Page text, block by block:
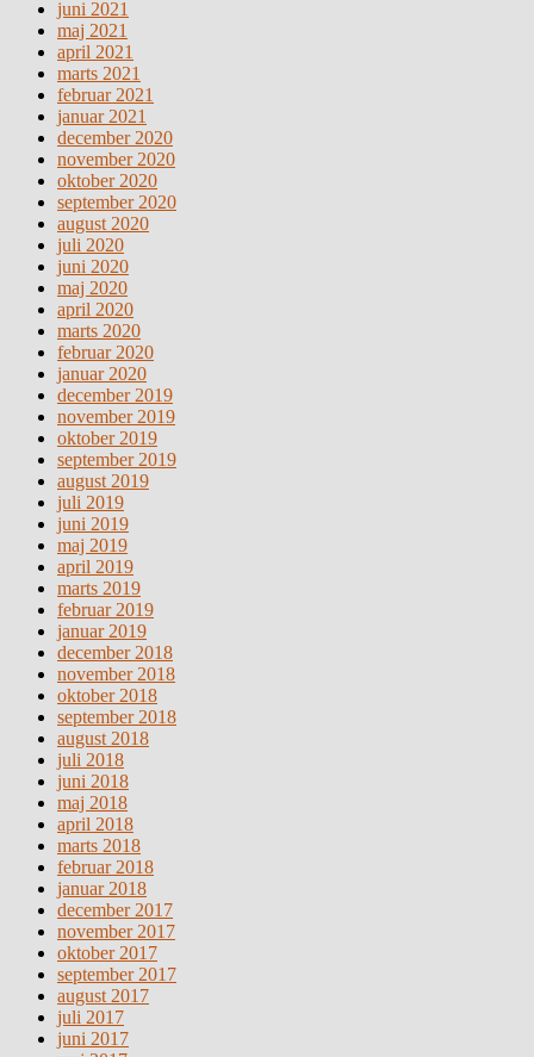
juni 2021
maj 2021
april 2021
marts 2021
februar 2021
januar 2021
december 2020
november 2020
oktober 2020
september 2020
august 2020
juli 2020
juni 2020
maj 2020
april 2020
marts 2020
februar 2020
januar 2020
december 2019
november 2019
oktober 2019
september 2019
august 2019
juli 2019
juni 2019
maj 2019
april 2019
marts 2019
februar 2019
januar 2019
december 2018
november 2018
oktober 2018
september 2018
august 2018
juli 2018
juni 2018
maj 2018
april 2018
marts 2018
februar 2018
januar 2018
december 2017
november 2017
oktober 2017
september 2017
august 2017
juli 2017
juni 2017